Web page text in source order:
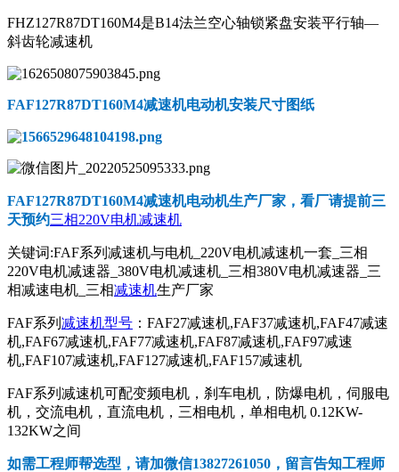
FHZ127R87DT160M4是B14法兰空心轴锁紧盘安装平行轴—
斜齿轮减速机
FAF127R87DT160M4减速机电动机安装尺寸图纸
FAF127R87DT160M4减速机电动机生产厂家，看厂请提前三
天预约三相220V电机减速机
关键词:FAF系列减速机与电机_220V电机减速机一套_三相
220V电机减速器_380V电机减速机_三相380V电机减速器_三
相减速电机_三相减速机生产厂家
FAF系列 减速机型号 ：FAF27减速机,FAF37减速机,FAF47减速
机,FAF67减速机,FAF77减速机,FAF87减速机,FAF97减速
机,FAF107减速机,FAF127减速机,FAF157减速机
FAF系列减速机可配变频电机，刹车电机，防爆电机，伺服电
机，交流电机，直流电机，三相电机，单相电机 0.12KW-
132KW之间
如需工程师帮选型，请加微信13827261050，留言告知工程师